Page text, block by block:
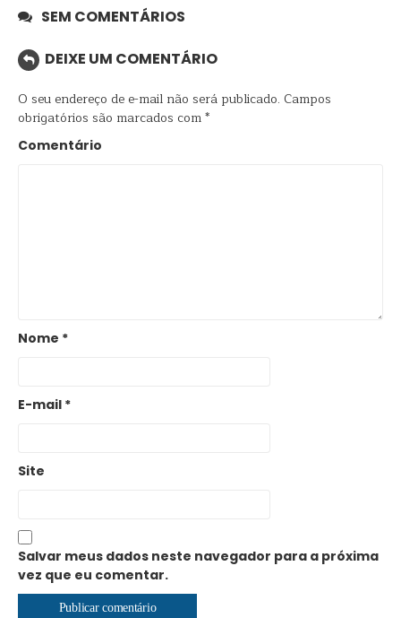
SEM COMENTÁRIOS
DEIXE UM COMENTÁRIO
O seu endereço de e-mail não será publicado. Campos
obrigatórios são marcados com*
Comentário
Nome *
E-mail *
Site
Salvar meus dados neste navegador para a próxima
vez que eu comentar.